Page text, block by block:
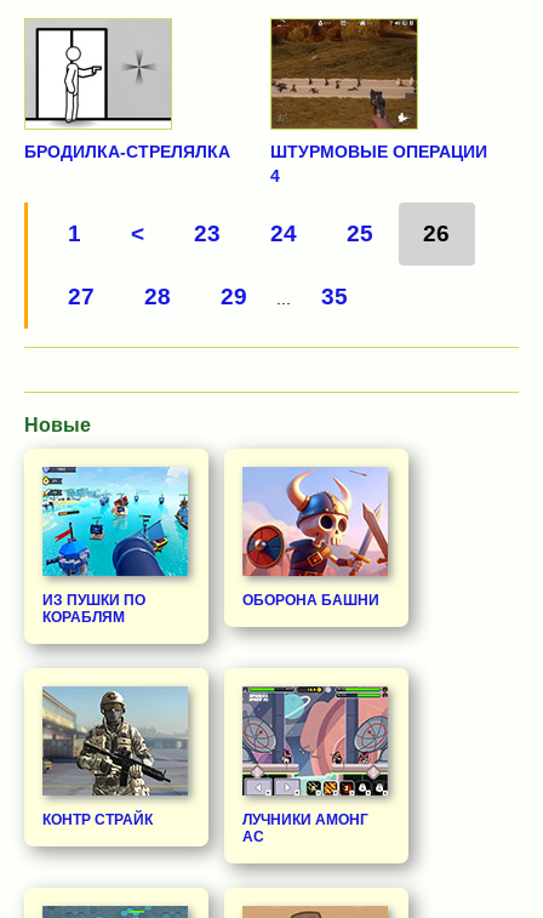
БРОДИЛКА-СТРЕЛЯЛКА
ШТУРМОВЫЕ ОПЕРАЦИИ
4
1 < 23 24 25 26
27 28 29 35
Новые
ИЗ ПУШКИ ПО
КОРАБЛЯМ
ОБОРОНА БАШНИ
КОНТР СТРАЙК
ЛУЧНИКИ АМОНГ
АС